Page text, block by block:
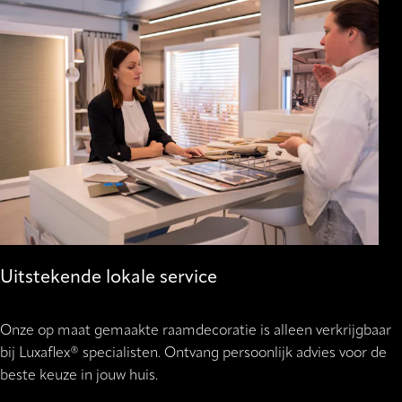
Uitstekende lokale service
Onze op maat gemaakte raamdecoratie is alleen verkrijgbaar
bij Luxaflex® specialisten. Ontvang persoonlijk advies voor de
beste keuze in jouw huis.